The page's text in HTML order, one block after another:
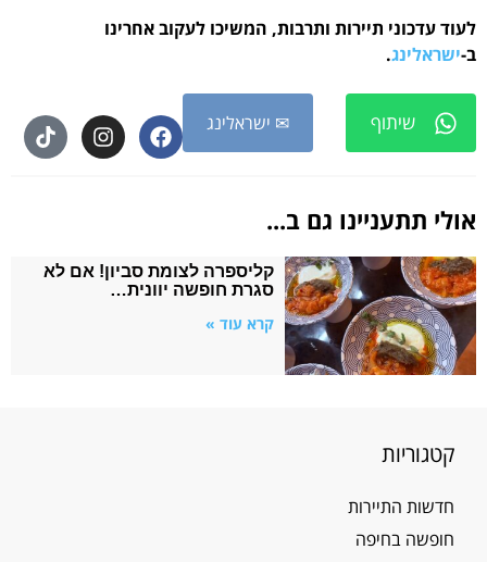
לעוד עדכוני תיירות ותרבות, המשיכו לעקוב אחרינו
ב-ישראלינג.
שיתוף ✉ ישראלינג
אולי תתעניינו גם ב...
קליספרה לצומת סביון! אם לא
סגרת חופשה יוונית…
קרא עוד »
קטגוריות
חדשות התיירות
חופשה בחיפה